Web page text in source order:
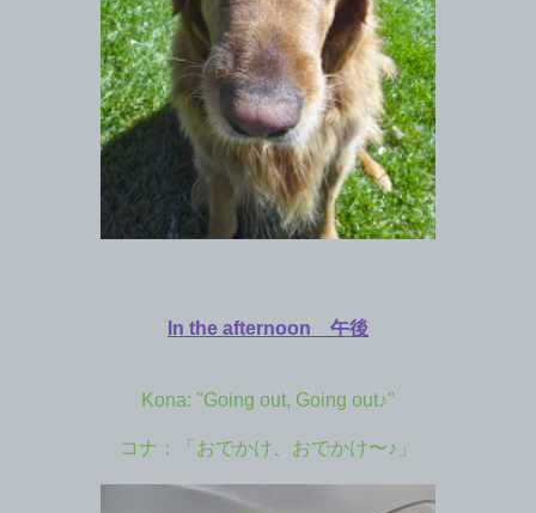
In the afternoon 午後
Kona: "Going out, Going out♪"
コナ：「おでかけ、おでかけ〜♪」